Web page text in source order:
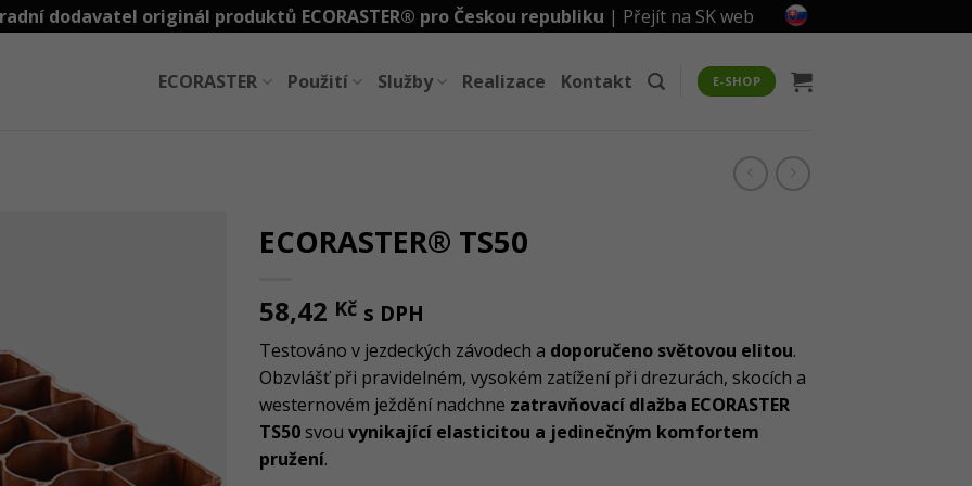
dodavatel originál produktů ECORASTER® pro Českou republiku | Přejít na SK web
ECORASTER Použití Služby Realizace Kontakt E-SHOP
ECORASTER® TS50
58,42 Kč s DPH
Testováno v jezdeckých závodech a doporučeno světovou elitou.
Obzvlášť při pravidelném, vysokém zatížení při drezurách, skocích a
westernovém ježdění nadchne zatravňovací dlažba ECORASTER
TS50 svou vynikající elasticitou a jedinečným komfortem
pružení.